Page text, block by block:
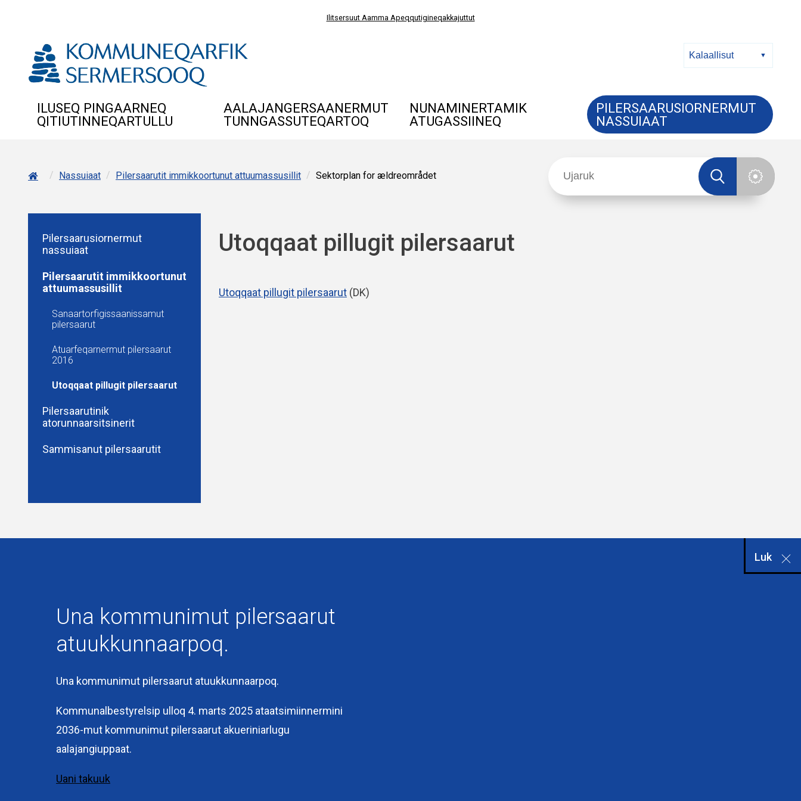
Ilitsersuut Aamma Apeqqutigineqakkajuttut
ILUSEQ PINGAARNEQ
QITIUTINNEQARTULLU
AALAJANGERSAANERMUT
TUNNGASSUTEQARTOQ
NUNAMINERTAMIK
ATUGASSIINEQ
PILERSAARUSIORNERMUT
NASSUIAAT
/ Nassuiaat / Pilersaarutit immikkoortunut attuumassusillit / Sektorplan for ældreområdet
Pilersaarusiornermut
nassuiaat
Pilersaarutit immikkoortunut
attuumassusillit
Sanaartorfigissaanissamut
pilersaarut
Atuarfeqarnermut pilersaarut
2016
Utoqqaat pillugit pilersaarut
Pilersaarutinik
atorunnaarsitsinerit
Sammisanut pilersaarutit
Utoqqaat pillugit pilersaarut
Utoqqaat pillugit pilersaarut (DK)
Luk
Una kommunimut pilersaarut
atuukkunnaarpoq.
Una kommunimut pilersaarut atuukkunnaarpoq.
Kommunalbestyrelsip ulloq 4. marts 2025 ataatsimiinnermini
2036-mut kommunimut pilersaarut akueriniarlugu
aalajangiuppaat.
Uani takuuk
Kommuneqarfik
Sermersooq
3900 Nuuk
Interne links